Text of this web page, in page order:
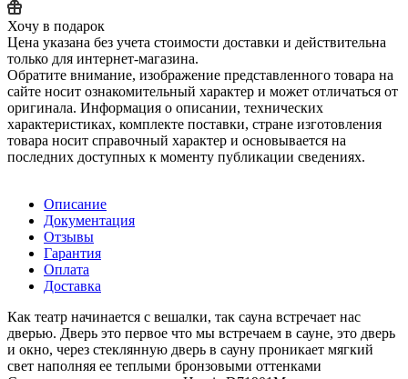
Хочу в подарок
Цена указана без учета стоимости доставки и действительна
только для интернет-магазина.
Обратите внимание, изображение представленного товара на
сайте носит ознакомительный характер и может отличаться от
оригинала. Информация о описании, технических
характеристиках, комплекте поставки, стране изготовления
товара носит справочный характер и основывается на
последних доступных к моменту публикации сведениях.
Описание
Документация
Отзывы
Гарантия
Оплата
Доставка
Как театр начинается с вешалки, так сауна встречает нас
дверью. Дверь это первое что мы встречаем в сауне, это дверь
и окно, через стеклянную дверь в сауну проникает мягкий
свет наполняя ее теплыми бронзовыми оттенками